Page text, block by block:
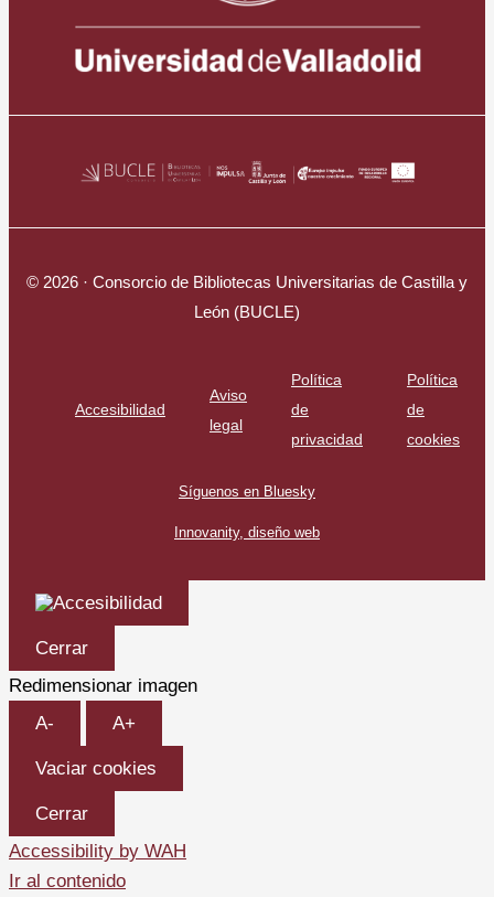
© 2026 · Consorcio de Bibliotecas Universitarias de Castilla y
León (BUCLE)
Accesibilidad
Aviso
legal
Política
de
privacidad
Política
de
cookies
Síguenos en Bluesky
Innovanity, diseño web
Cerrar
Redimensionar imagen
A-
A+
Vaciar cookies
Cerrar
Accessibility by WAH
Ir al contenido